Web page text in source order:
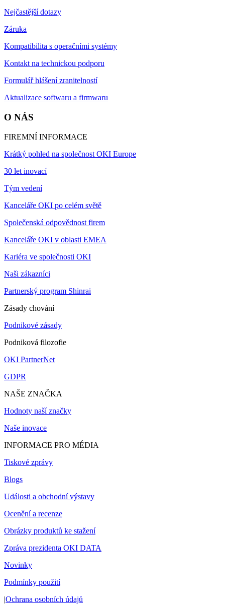
Nejčastější dotazy
Záruka
Kompatibilita s operačními systémy
Kontakt na technickou podporu
Formulář hlášení zranitelností
Aktualizace softwaru a firmwaru
O NÁS
FIREMNÍ INFORMACE
Krátký pohled na společnost OKI Europe
30 let inovací
Tým vedení
Kanceláře OKI po celém světě
Společenská odpovědnost firem
Kanceláře OKI v oblasti EMEA
Kariéra ve společnosti OKI
Naši zákazníci
Partnerský program Shinrai
Zásady chování
Podnikové zásady
Podniková filozofie
OKI PartnerNet
GDPR
NAŠE ZNAČKA
Hodnoty naší značky
Naše inovace
INFORMACE PRO MÉDIA
Tiskové zprávy
Blogs
Události a obchodní výstavy
Ocenění a recenze
Obrázky produktů ke stažení
Zpráva prezidenta OKI DATA
Novinky
Podmínky použití
|Ochrana osobních údajů